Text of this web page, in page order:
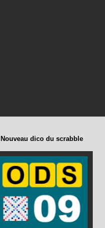
Nouveau dico du scrabble